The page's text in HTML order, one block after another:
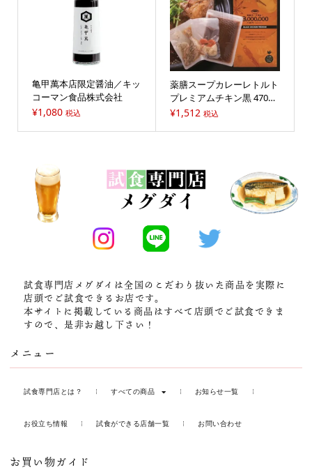
亀甲萬本店限定醤油／キッ
コーマン食品株式会社
¥1,080 税込
薬膳スープカレーレトルト
プレミアムチキン黒 470g
／薬膳スープカレー8,000,0
¥1,512 税込
試食専門店メグダイは全国のこだわり抜いた商品を実際に
店頭でご試食できるお店です。
本サイトに掲載している商品はすべて店頭でご試食できま
すので、是非お越し下さい！
メニュー
試食専門店とは？ すべての商品 お知らせ一覧
お役立ち情報 試食ができる店舗一覧 お問い合わせ
お買い物ガイド